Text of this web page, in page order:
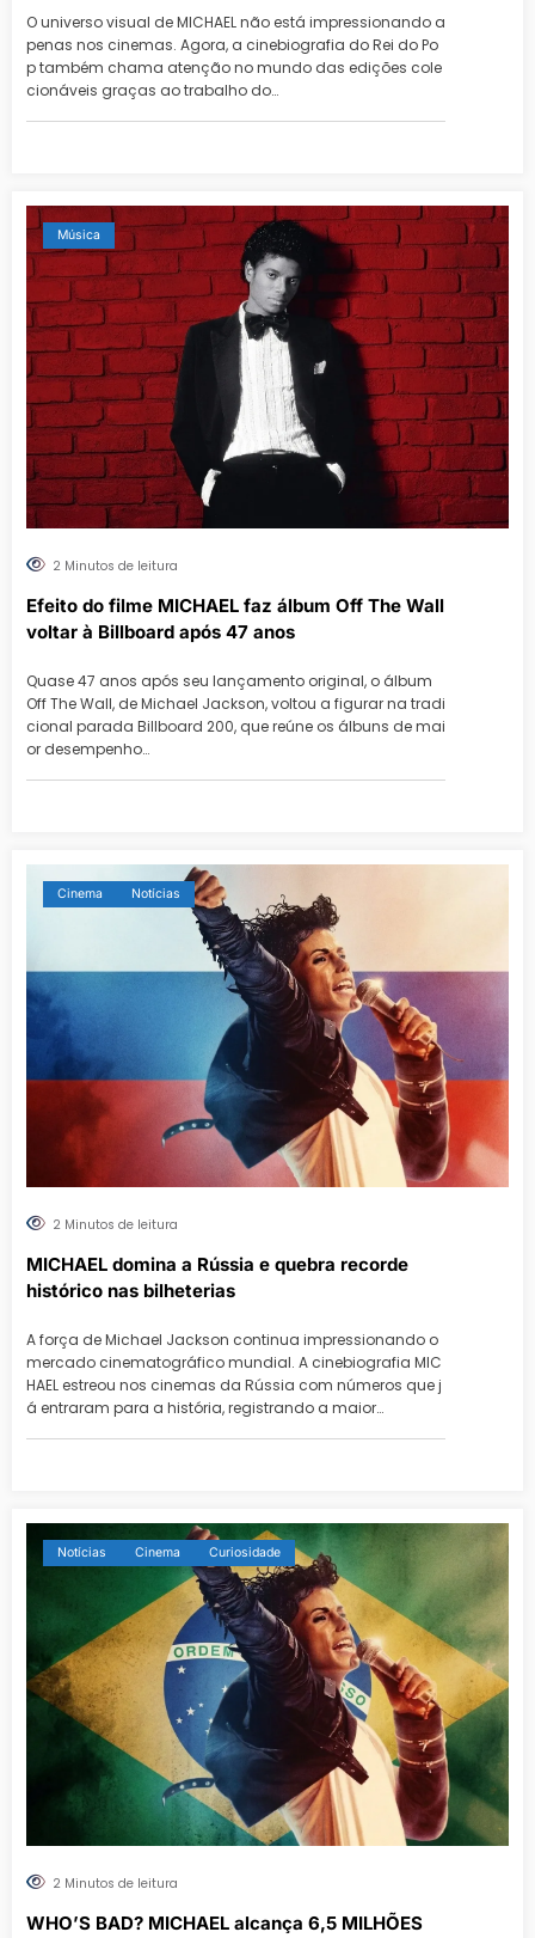
O universo visual de MICHAEL não está impressionando a
penas nos cinemas. Agora, a cinebiografia do Rei do Po
p também chama atenção no mundo das edições cole
cionáveis graças ao trabalho do…
Música
2 Minutos de leitura
Efeito do filme MICHAEL faz álbum Off The Wall
voltar à Billboard após 47 anos
Quase 47 anos após seu lançamento original, o álbum
Off The Wall, de Michael Jackson, voltou a figurar na tradi
cional parada Billboard 200, que reúne os álbuns de mai
or desempenho…
Cinema Notícias
2 Minutos de leitura
MICHAEL domina a Rússia e quebra recorde
histórico nas bilheterias
A força de Michael Jackson continua impressionando o
mercado cinematográfico mundial. A cinebiografia MIC
HAEL estreou nos cinemas da Rússia com números que j
á entraram para a história, registrando a maior…
Notícias Cinema Curiosidade
2 Minutos de leitura
WHO’S BAD? MICHAEL alcança 6,5 MILHÕES